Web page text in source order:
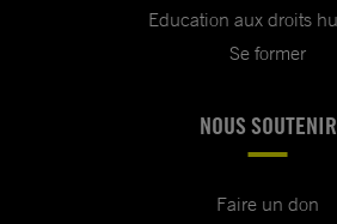
Education aux droits
Se former
NOUS SOUTENIR
Faire un don